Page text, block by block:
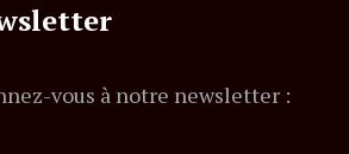
vous à notre newsletter :